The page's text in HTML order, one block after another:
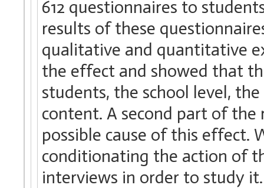
612 questionnaires to
results of these
qualitative and quantitative
the effect and showed that
students, the school level,
content. A second part of
possible cause of this effect.
conditionating the action of
interviews in order to study